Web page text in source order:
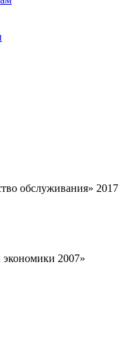
обслуживания» 2017
2007»